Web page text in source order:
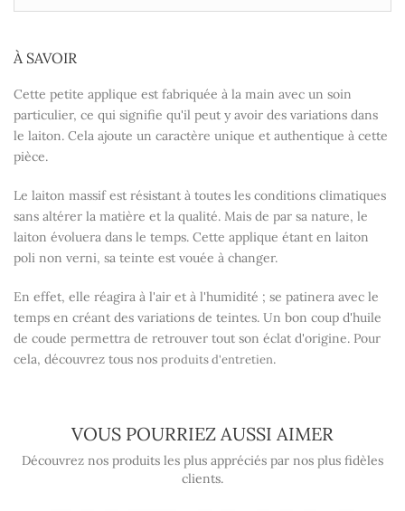
À SAVOIR
Cette petite applique est fabriquée à la main avec un soin
particulier, ce qui signifie qu'il peut y avoir des variations dans
le laiton. Cela ajoute un caractère unique et authentique à cette
pièce.
Le laiton massif est résistant à toutes les conditions climatiques
sans altérer la matière et la qualité. Mais de par sa nature, le
laiton évoluera dans le temps. Cette applique étant en laiton
poli non verni, sa teinte est vouée à changer.
En effet, elle réagira à l'air et à l'humidité ; se patinera avec le
temps en créant des variations de teintes. Un bon coup d'huile
de coude permettra de retrouver tout son éclat d'origine. Pour
cela, découvrez tous nos produits d'entretien.
VOUS POURRIEZ AUSSI AIMER
Découvrez nos produits les plus appréciés par nos plus fidèles
clients.